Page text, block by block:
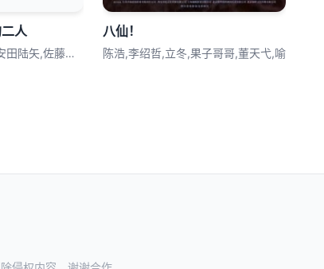
人
丰口惠美,行成桃姬,安田陆矢,佐藤拓也,
八仙！
陈浩,李绍哲,立冬,果子哥哥,董天弋,喻